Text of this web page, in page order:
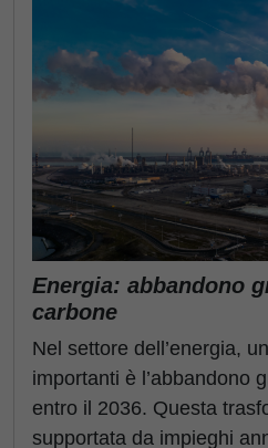
Energia: abbandono
carbone
Nel settore dell’energia,
importanti è l’abbandono
entro il 2036. Questa
supportata da impieghi